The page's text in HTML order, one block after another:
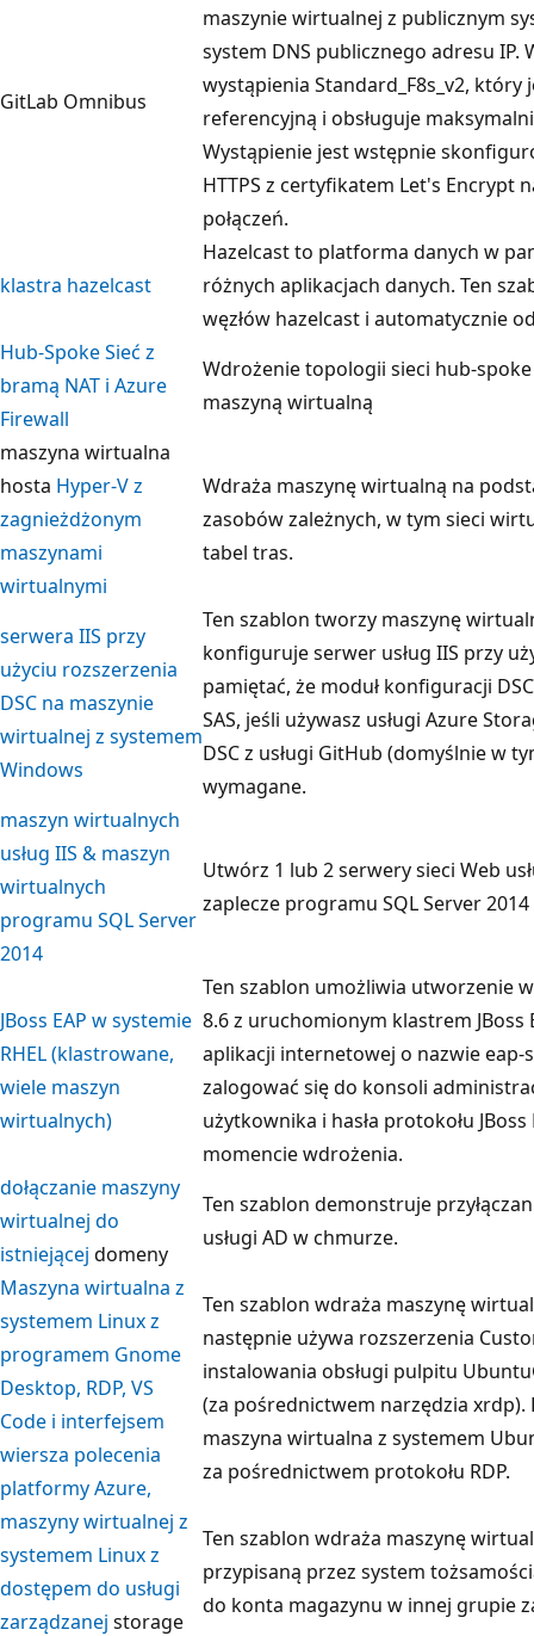
GitLab Omnibus
maszynie wirtualnej z publicznym
system DNS publicznego adresu
wystąpienia Standard_F8s_v2,
referencyjną i obsługuje
Wystąpienie jest wstępnie
HTTPS z certyfikatem Let's Encrypt
połączeń.
klastra hazelcast
Hazelcast to platforma danych w
różnych aplikacjach danych. Ten
węzłów hazelcast i automatycznie
Hub-Spoke Sieć z
bramą NAT i Azure
Firewall
Wdrożenie topologii sieci hub-
maszyną wirtualną
maszyna wirtualna
hosta Hyper-V z
zagnieżdżonym
maszynami
wirtualnymi
Wdraża maszynę wirtualną na
zasobów zależnych, w tym sieci
tabel tras.
serwera IIS przy
użyciu rozszerzenia
DSC na maszynie
wirtualnej z systemem
Windows
Ten szablon tworzy maszynę
konfiguruje serwer usług IIS przy
pamiętać, że moduł konfiguracji
SAS, jeśli używasz usługi Azure
DSC z usługi GitHub (domyślnie w
wymagane.
maszyn wirtualnych
usług IIS & maszyn
wirtualnych
programu SQL Server
2014
Utwórz 1 lub 2 serwery sieci Web
zaplecze programu SQL Server
JBoss EAP w systemie
RHEL (klastrowane,
wiele maszyn
wirtualnych)
Ten szablon umożliwia utworzenie
8.6 z uruchomionym klastrem JBoss
aplikacji internetowej o nazwie
zalogować się do konsoli
użytkownika i hasła protokołu
momencie wdrożenia.
dołączanie maszyny
wirtualnej do
istniejącej domeny
Ten szablon demonstruje
usługi AD w chmurze.
Maszyna wirtualna z
systemem Linux z
programem Gnome
Desktop, RDP, VS
Code i interfejsem
wiersza polecenia
platformy Azure,
Ten szablon wdraża maszynę
następnie używa rozszerzenia
instalowania obsługi pulpitu
(za pośrednictwem narzędzia
maszyna wirtualna z systemem
za pośrednictwem protokołu RDP.
maszyny wirtualnej z
systemem Linux z
dostępem do usługi
zarządzanej storage
Ten szablon wdraża maszynę
przypisaną przez system
do konta magazynu w innej grupie